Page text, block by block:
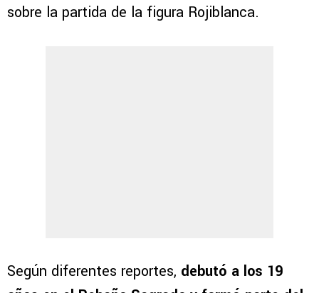
sobre la partida de la figura Rojiblanca.
Según diferentes reportes, debutó a los 19